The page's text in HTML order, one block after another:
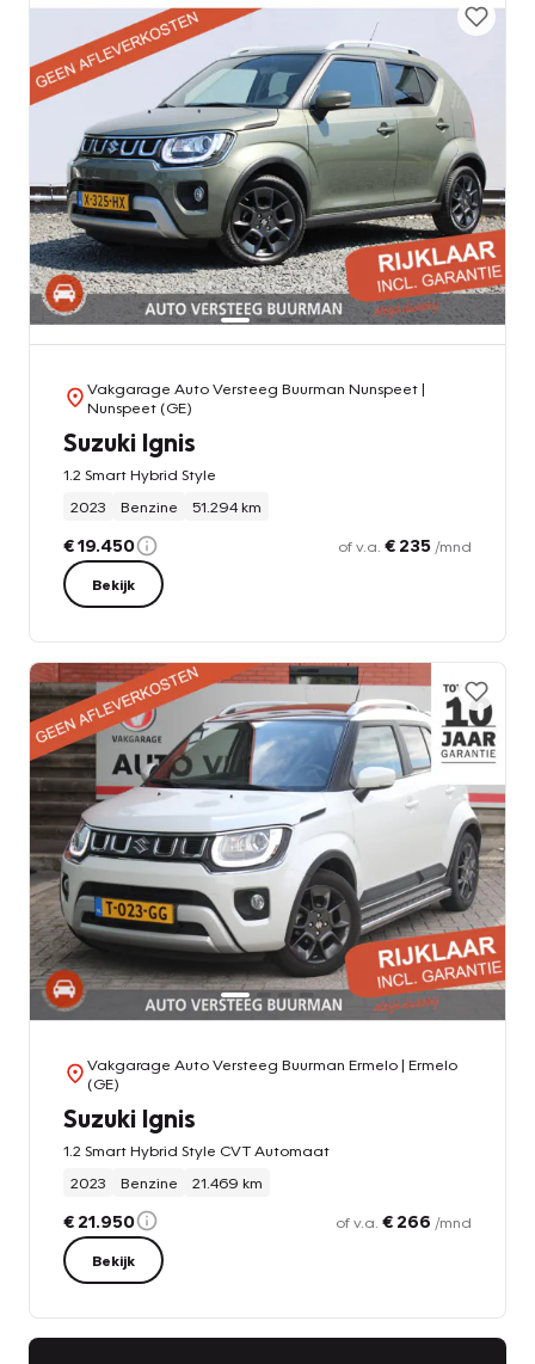
Vakgarage Auto Versteeg Buurman Nunspeet|
Nunspeet (GE)
Suzuki Ignis
1.2 Smart Hybrid Style
2023
Benzine 51.294 km
€ 19.450 of v.a. € 235 /mnd
Bekijk
Vakgarage Auto Versteeg Buurman Ermelo| Ermelo
(GE)
Suzuki Ignis
1.2 Smart Hybrid Style CVT Automaat
2023
Benzine 21.469 km
€ 21.950 of v.a. € 266 /mnd
Bekijk